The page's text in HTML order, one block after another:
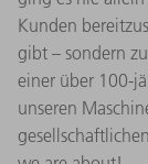
Kunden
gibt – sondern
einer über 100-
unseren